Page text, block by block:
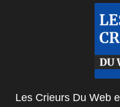
Les Crieurs Du Web